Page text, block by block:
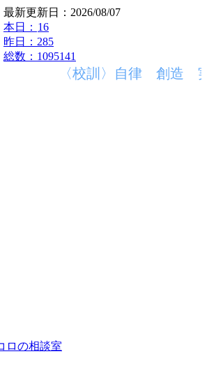
最新更新日：2026/08/07
本日： 16
昨日：285
総数：1095141
〈校訓〉自律 創造 実
ロの相談室